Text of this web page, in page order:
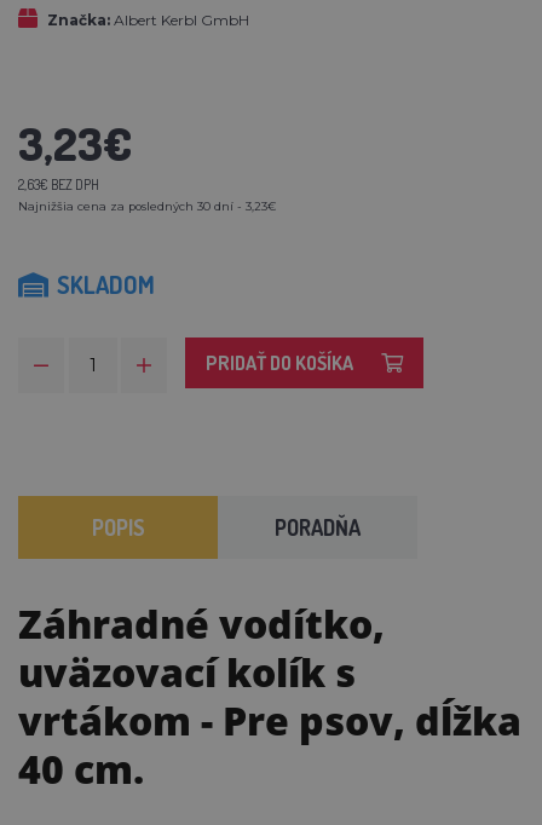
Značka: Albert Kerbl GmbH
3,23€
2,63€ BEZ DPH
Najnižšia cena za posledných 30 dní - 3,23€
SKLADOM
PRIDAŤ DO KOŠÍKA
POPIS PORADŇA
Záhradné vodítko,
uväzovací kolík s
vrtákom - Pre psov, dĺžka
40 cm.